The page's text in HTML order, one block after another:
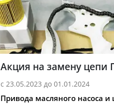
Акция на замену цепи
с 23.05.2023 до 01.01.2024
Привода масляного насоса